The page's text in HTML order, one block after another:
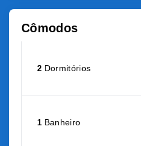
Cômodos
2 Dormitórios
1 Banheiro